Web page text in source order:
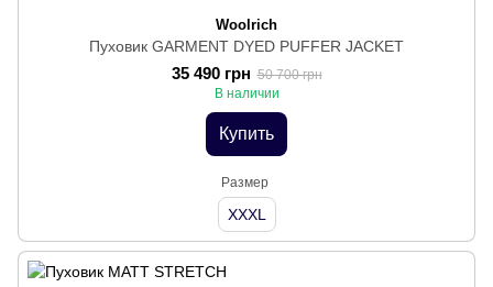
Woolrich
Пуховик GARMENT DYED PUFFER JACKET
35 490 грн 50 700 грн
В наличии
Купить
Размер
XXXL